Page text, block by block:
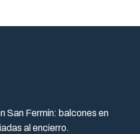
San Fermín: balcones en
al encierro.